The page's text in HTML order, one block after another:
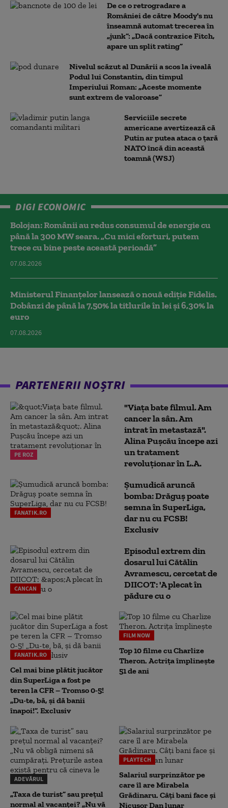
De ce o retrogradare a
României de către Moody's nu
înseamnă automat trecerea în
„junk”: „Dacă contrazice Fitch,
apare un split rating”
Nivelul scăzut al Dunării a scos la iveală
Podul lui Constantin, din timpul
Imperiului Roman: „Aceste momente
sunt extrem de valoroase”
Serviciile secrete
americane avertizează că
Putin ar putea ataca o țară
NATO încă din această
toamnă (WSJ)
DIGI ECONOMIC
Bolojan: Românii au redus consumul de energie cu
până la 300 MW seara. „Cu mici eforturi, putem
trece cu bine peste această perioadă”
07.08.2026
Ministerul Finanțelor lansează o nouă ediție Fidelis.
Dobânzi de până la 7,50% la titlurile în lei și 6,30% la
euro
07.08.2026
PARTENERII NOȘTRI
PE ROZ
"Viața bate filmul. Am
cancer la sân. Am
intrat în metastază".
Alina Pușcău începe azi
un tratament
revoluționar în L.A.
FANATIK.RO
Șumudică aruncă
bomba: Drăguș poate
semna în SuperLiga,
dar nu cu FCSB!
Exclusiv
CANCAN
Episodul extrem din
dosarul lui Cătălin
Avramescu, cercetat de
DIICOT: 'A plecat în
pădure cu o
FANATIK.RO
Cel mai bine plătit jucător
din SuperLiga a fost pe
teren la CFR – Tromso 0-5!
„Du-te, bă, și dă banii
înapoi!”. Exclusiv
FILM NOW
Top 10 filme cu Charlize
Theron. Actrița împlinește
51 de ani
ADEVĂRUL
„Taxa de turist” sau prețul
normal al vacanței? „Nu vă
PLAYTECH
Salariul surprinzător pe
care îl are Mirabela
Grădinaru. Câţi bani face şi
Nicuşor Dan lunar